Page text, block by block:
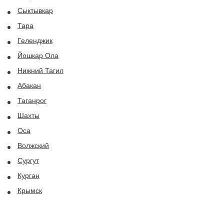
Сыктывкар
Тара
Геленджик
Йошкар Ола
Нижний Тагил
Абакан
Таганрог
Шахты
Оса
Волжский
Сургут
Курган
Крымск